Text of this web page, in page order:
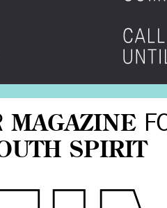
MAGAZINE
SPIRIT